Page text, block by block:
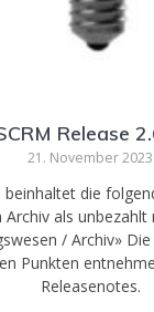
Release
21. November 2023
beinhaltet die
Archiv als
/ Archiv»
Punkten
Releasenotes.